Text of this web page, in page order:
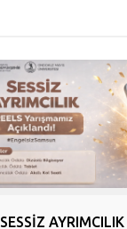
SESSİZ AYRIMCILIK